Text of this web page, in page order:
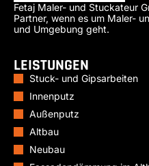
Fetaj Maler- und Stuckateur
Partner, wenn es um Maler-
und Umgebung geht.
LEISTUNGEN
Stuck- und Gipsarbeiten
Innenputz
Außenputz
Altbau
Neubau